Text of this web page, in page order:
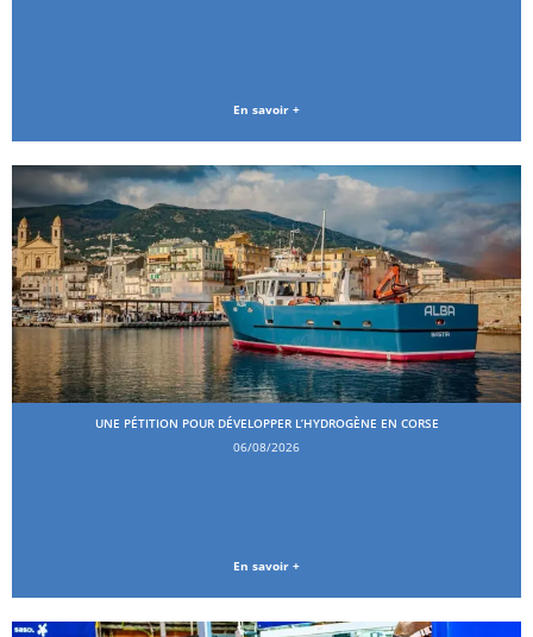
En savoir +
UNE PÉTITION POUR DÉVELOPPER L’HYDROGÈNE EN CORSE
06/08/2026
En savoir +